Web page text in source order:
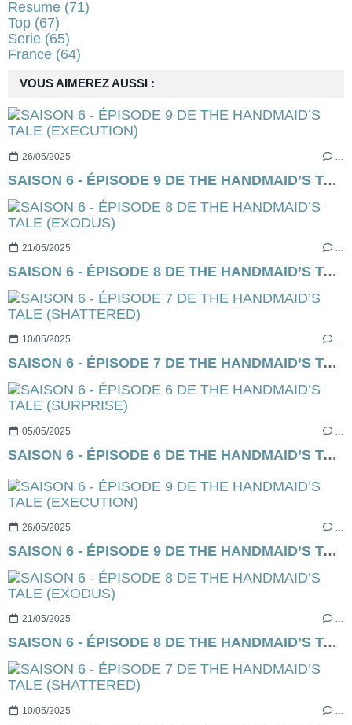
VOUS AIMEREZ AUSSI :
26/05/2025
SAISON 6 - ÉPISODE 9 DE THE HANDMAID’S TALE (EXECUTION)
21/05/2025 …
SAISON 6 - ÉPISODE 8 DE THE HANDMAID’S TALE (EXODUS)
10/05/2025 …
SAISON 6 - ÉPISODE 7 DE THE HANDMAID’S TALE (SHATTERED)
05/05/2025
SAISON 6 - ÉPISODE 6 DE THE HANDMAID’S TALE (SURPRISE)
26/05/2025 …
SAISON 6 - ÉPISODE 9 DE THE HANDMAID’S TALE (EXECUTION)
21/05/2025 …
SAISON 6 - ÉPISODE 8 DE THE HANDMAID’S TALE (EXODUS)
10/05/2025 …
Resume (71)
Top (67)
Serie (65)
France (64)